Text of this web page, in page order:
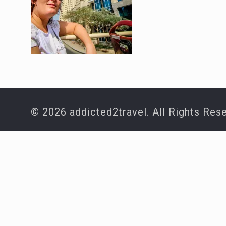
© 2026 addicted2travel. All Rights